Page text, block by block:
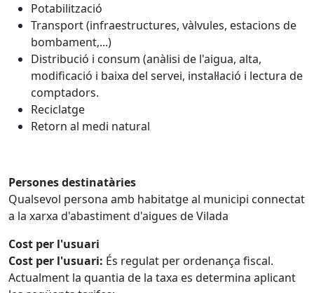
Potabilització
Transport (infraestructures, vàlvules, estacions de
bombament,...)
Distribució i consum (anàlisi de l'aigua, alta,
modificació i baixa del servei, instal·lació i lectura de
comptadors.
Reciclatge
Retorn al medi natural
Persones destinatàries
Qualsevol persona amb habitatge al municipi connectat
a la xarxa d'abastiment d'aigues de Vilada
Cost per l'usuari
Cost per l'usuari: És regulat per ordenança fiscal.
Actualment la quantia de la taxa es determina aplicant